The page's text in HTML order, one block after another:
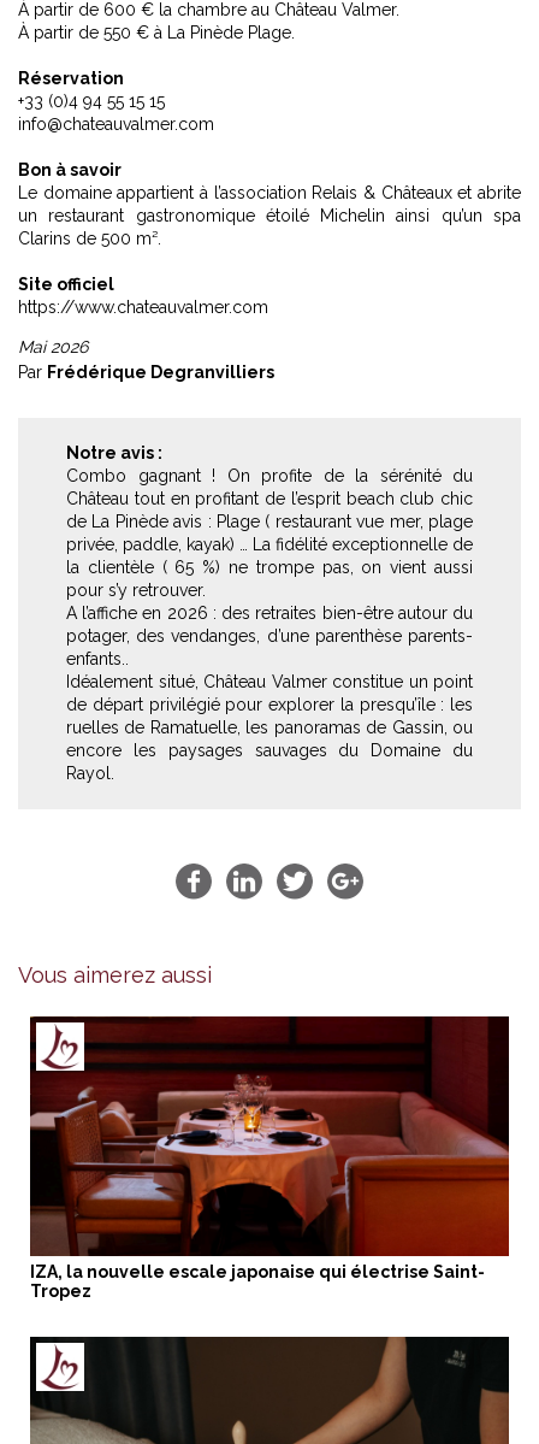
À partir de 600 € la chambre au Château Valmer.
À partir de 550 € à La Pinède Plage.
Réservation
+33 (0)4 94 55 15 15
info@chateauvalmer.com
Bon à savoir
Le domaine appartient à l’association Relais & Châteaux et abrite
un restaurant gastronomique étoilé Michelin ainsi qu’un spa
Clarins de 500 m².
Site officiel
https://www.chateauvalmer.com
Mai 2026
Par Frédérique Degranvilliers
Notre avis :
Combo gagnant ! On profite de la sérénité du
Château tout en profitant de l’esprit beach club chic
de La Pinède avis : Plage ( restaurant vue mer, plage
privée, paddle, kayak) … La fidélité exceptionnelle de
la clientèle ( 65 %) ne trompe pas, on vient aussi
pour s’y retrouver.
A l’affiche en 2026 : des retraites bien-être autour du
potager, des vendanges, d’une parenthèse parents-
enfants..
Idéalement situé, Château Valmer constitue un point
de départ privilégié pour explorer la presqu’île : les
ruelles de Ramatuelle, les panoramas de Gassin, ou
encore les paysages sauvages du Domaine du
Rayol.
Vous aimerez aussi
IZA, la nouvelle escale japonaise qui électrise Saint-
Tropez